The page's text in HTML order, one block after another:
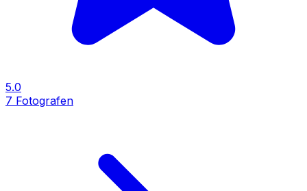
5.0
7 Fotografen